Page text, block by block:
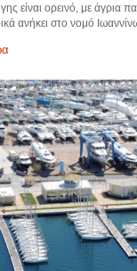
είναι ορεινό, με
ανήκει στο νομό